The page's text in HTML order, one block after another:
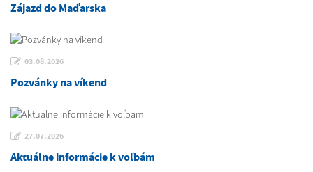
Zájazd do Maďarska
03.08.2026
Pozvánky na víkend
27.07.2026
Aktuálne informácie k voľbám